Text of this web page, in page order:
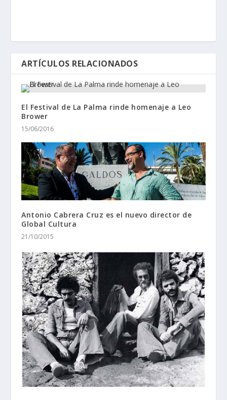
ARTÍCULOS RELACIONADOS
El Festival de La Palma rinde homenaje a Leo
Brower
15/06/2016
Antonio Cabrera Cruz es el nuevo director de
Global Cultura
21/10/2015